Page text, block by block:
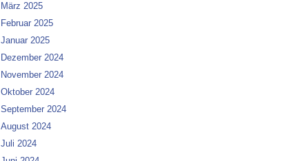
März 2025
Februar 2025
Januar 2025
Dezember 2024
November 2024
Oktober 2024
September 2024
August 2024
Juli 2024